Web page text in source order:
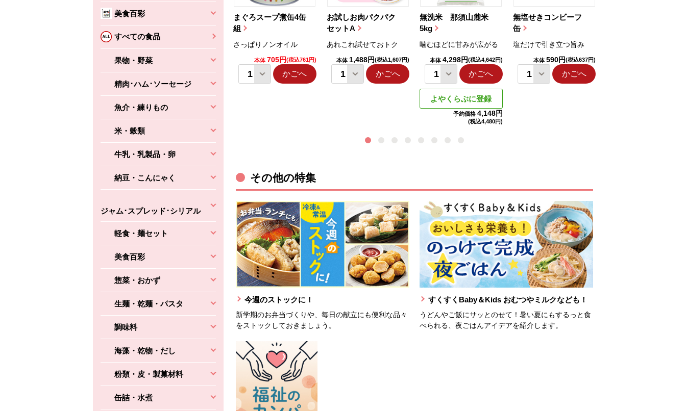
美食百彩
すべての食品
果物・野菜
精肉･ハム･ソーセージ
魚介・練りもの
米・穀類
牛乳・乳製品・卵
納豆・こんにゃく
ジャム･スプレッド･シリアル
軽食・麺セット
美食百彩
惣菜・おかず
生麺・乾麺・パスタ
調味料
海藻・乾物・だし
粉類・皮・製菓材料
缶詰・水煮
まぐろスープ煮缶4缶
組
さっぱりノンオイル
本体 705円(税込761円)
かごへ
お試しお肉パクパク
セットA
あれこれ試せておトク
本体 1,488円(税込1,607円)
かごへ
無洗米 那須山麓米
5kg
噛むほどに甘みが広がる
本体 4,298円(税込4,642円)
かごへ
よやくらぶに登録
予約価格 4,148円
(税込4,480円)
無塩せきコンビーフ
缶
塩だけで引き立つ旨み
本体 590円(税込637円)
かごへ
ちょこっと揚げ（香
えびの風味がぶわっ！
(税込356円)
かごへ
バルサミコ
コク深くフルーティー
本体2,160円(税込2,333円)
かごへ
その他の特集
今週のストックに！
新学期のお弁当づくりや、毎日の献立にも便利な品々
をストックしておきましょう。
すくすくBaby＆Kids おむつやミルクなども！
うどんやご飯にサッとのせて！暑い夏にもするっと食
べられる、夜ごはんアイデアを紹介します。